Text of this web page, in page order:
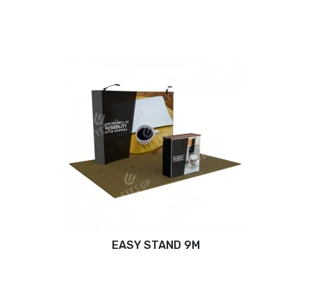
EASY STAND 9M